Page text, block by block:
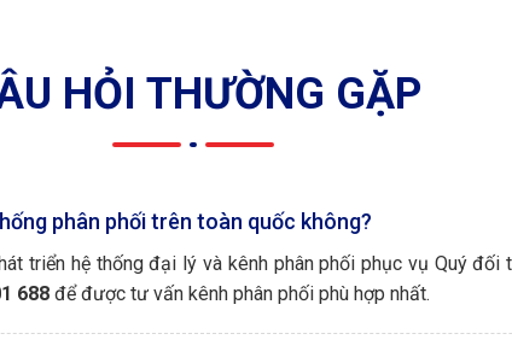
HỎI THƯỜNG GẶP
phân phối trên toàn quốc không?
triển hệ thống đại lý và kênh phân phối phục vụ Quý đối
688 để được tư vấn kênh phân phối phù hợp nhất.